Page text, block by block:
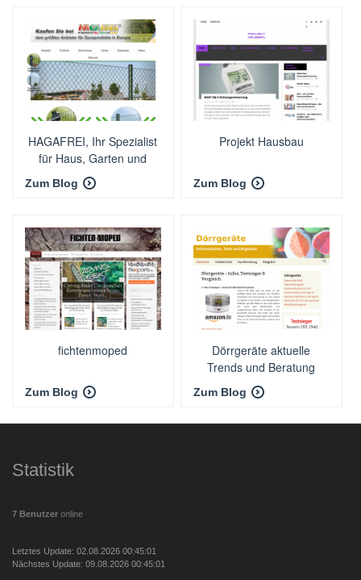
HAGAFREI, Ihr Spezialist
für Haus, Garten und
Freizeit!
Zum Blog
Projekt Hausbau
Zum Blog
fichtenmoped
Zum Blog
Dörrgeräte aktuelle
Trends und Beratung
Zum Blog
Statistik
7 Benutzer online
Letztes Update: 02.08.2026 00:45:01
Nächstes Update: 09.08.2026 00:45:01